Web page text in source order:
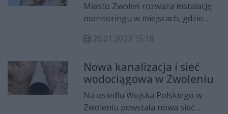
Miasto Zwoleń rozważa instalację
monitoringu w miejscach, gdzie
przestępstw. Ma to poprawić
26.01.2023 15:18
Nowa kanalizacja i sieć
wodociągowa w Zwoleniu
Na osiedlu Wojska Polskiego w
Zwoleniu powstała nowa sieć